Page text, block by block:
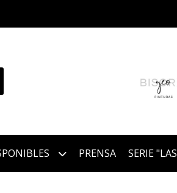
PRENSA SERIE